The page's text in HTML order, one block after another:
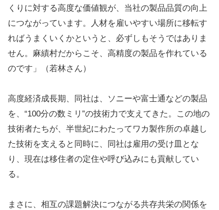
くりに対する高度な価値観が、当社の製品品質の向上
につながっています。人材を雇いやすい場所に移転す
ればうまくいくかというと、必ずしもそうではありま
せん。麻績村だからこそ、高精度の製品を作れている
のです」（若林さん）
高度経済成長期、同社は、ソニーや富士通などの製品
を、“100分の数ミリ”の技術力で支えてきた。この地の
技術者たちが、半世紀にわたってワカ製作所の卓越し
た技術を支えると同時に、同社は雇用の受け皿とな
り、現在は移住者の定住や呼び込みにも貢献してい
る。
まさに、相互の課題解決につながる共存共栄の関係を